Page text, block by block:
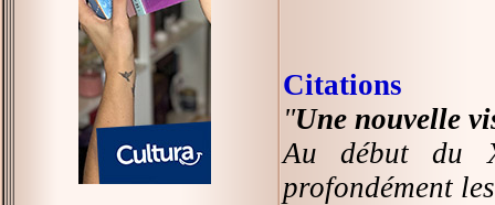
Citations
"Une nouvelle
Au début du
profondément